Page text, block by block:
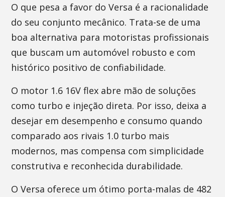
O que pesa a favor do Versa é a racionalidade
do seu conjunto mecânico. Trata-se de uma
boa alternativa para motoristas profissionais
que buscam um automóvel robusto e com
histórico positivo de confiabilidade.
O motor 1.6 16V flex abre mão de soluções
como turbo e injeção direta. Por isso, deixa a
desejar em desempenho e consumo quando
comparado aos rivais 1.0 turbo mais
modernos, mas compensa com simplicidade
construtiva e reconhecida durabilidade.
O Versa oferece um ótimo porta-malas de 482